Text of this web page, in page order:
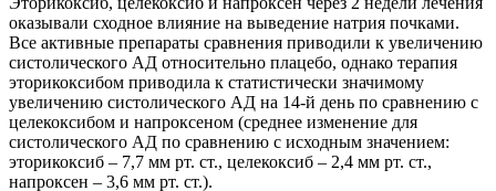
оказывали сходное влияние на выведение натрия почками.
Все активные препараты сравнения приводили к увеличению
систолического АД относительно плацебо, однако терапия
эторикоксибом приводила к статистически значимому
увеличению систолического АД на 14-й день по сравнению с
целекоксибом и напроксеном (среднее изменение для
систолического АД по сравнению с исходным значением:
эторикоксиб – 7,7 мм рт. ст., целекоксиб – 2,4 мм рт. ст.,
напроксен – 3,6 мм рт. ст.).